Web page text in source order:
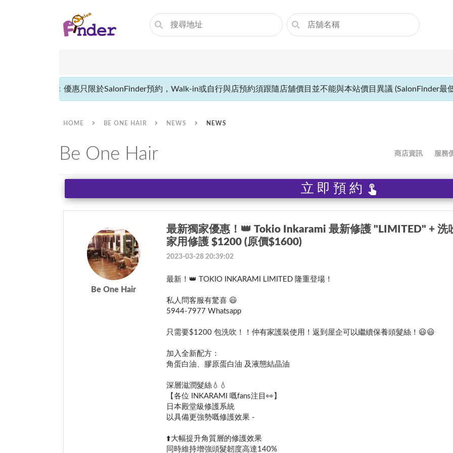
聲明：優惠只限於SalonFinder預約，Walk-in或自行與店預約須跟隨店舖價目並不能與本站價目異議 (SalonFinder最低價
HOME BE ONE HAIR NEWS NEWS
Be One Hair 商店資訊 服務
立即預約
Be One Hair
最新獨家優惠！👑 Tokio Inkarami 最新修護 "LIMITED" + 洗
家用修護 $1200 (原價$1600)
2023-03-28 20:39:02
最新！👑 TOKIO INKARAMI LIMITED 隆重登場！
私人問客服有驚喜 😃
5944-7977 Whatsapp
只需要$1200 包洗吹！！仲有家護裝使用！返到屋企可以繼續保養頭髮絲！😃😃
加入全新配方：
角蛋白油、膠原蛋白油 及液態結晶油
深層滋潤髮絲💧💧
【各位 INKARAMI 嘅fans注目👀】
日本殿堂級修護系統
以具備更強勢嘅修護效果 -
⬆️大幅提升角質層的修護效果
同時維持增強頭髮韌度高達140%